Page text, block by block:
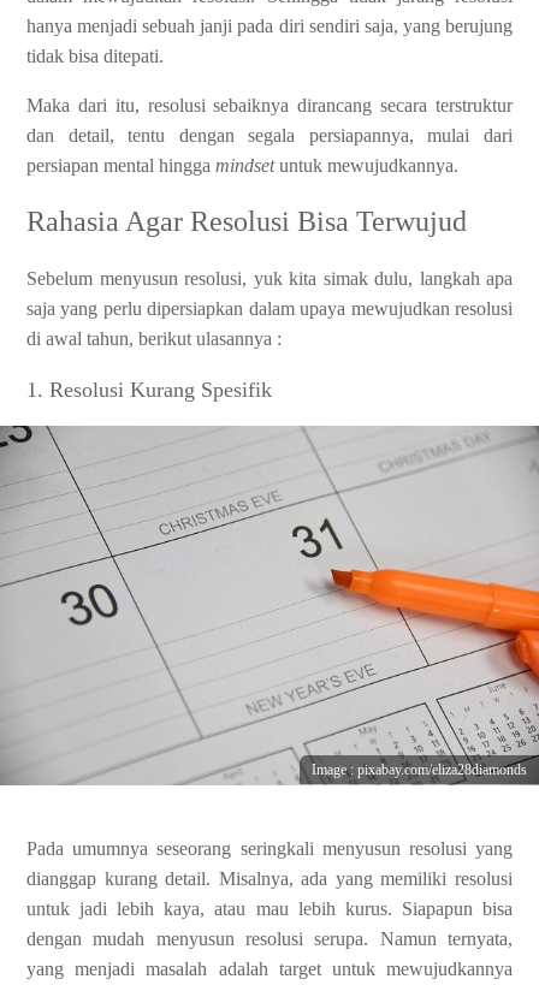
hanya menjadi sebuah janji pada diri sendiri saja, yang berujung
tidak bisa ditepati.
Maka dari itu, resolusi sebaiknya dirancang secara terstruktur
dan detail, tentu dengan segala persiapannya, mulai dari
persiapan mental hingga mindsetuntuk mewujudkannya.
Rahasia Agar Resolusi Bisa Terwujud
Sebelum menyusun resolusi, yuk kita simak dulu, langkah apa
saja yang perlu dipersiapkan dalam upaya mewujudkan resolusi
di awal tahun, berikut ulasannya :
1. Resolusi Kurang Spesifik
Image : pixabay.com/eliza28diamonds
Pada umumnya seseorang seringkali menyusun resolusi yang
dianggap kurang detail. Misalnya, ada yang memiliki resolusi
untuk jadi lebih kaya, atau mau lebih kurus. Siapapun bisa
dengan mudah menyusun resolusi serupa. Namun ternyata,
yang menjadi masalah adalah target untuk mewujudkannya